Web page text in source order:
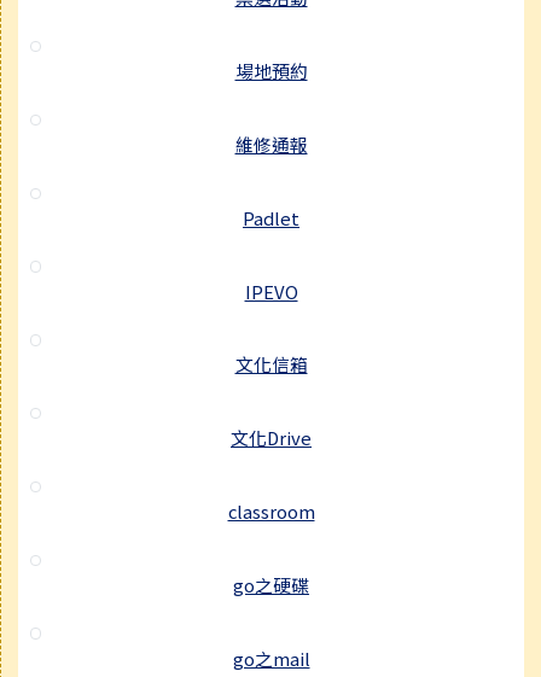
場地預約
維修通報
Padlet
IPEVO
文化信箱
文化Drive
classroom
go之硬碟
go之mail